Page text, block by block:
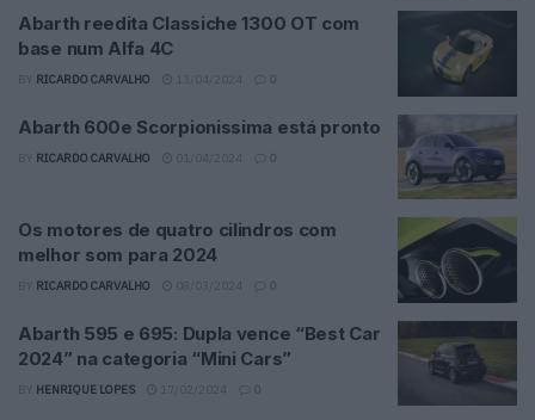
Abarth reedita Classiche 1300 OT com
base num Alfa 4C
RICARDO CARVALHO 0
Abarth 600e Scorpionissima está pronto
RICARDO CARVALHO 0
Os motores de quatro cilindros com
melhor som para 2024
RICARDO CARVALHO 0
Abarth 595 e 695: Dupla vence “Best Car
2024” na categoria “Mini Cars”
HENRIQUE LOPES 0